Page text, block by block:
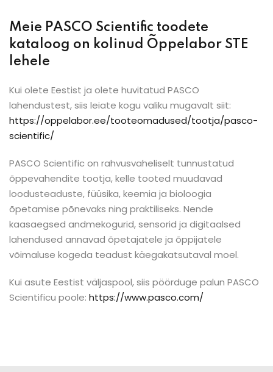
Meie PASCO Scientific toodete
kataloog on kolinud Õppelabor STE
lehele
Kui olete Eestist ja olete huvitatud PASCO
lahendustest, siis leiate kogu valiku mugavalt siit:
https://oppelabor.ee/tooteomadused/tootja/pasco-
scientific/
PASCO Scientific on rahvusvaheliselt tunnustatud
õppevahendite tootja, kelle tooted muudavad
loodusteaduste, füüsika, keemia ja bioloogia
õpetamise põnevaks ning praktiliseks. Nende
kaasaegsed andmekogurid, sensorid ja digitaalsed
lahendused annavad õpetajatele ja õppijatele
võimaluse kogeda teadust käegakatsutaval moel.
Kui asute Eestist väljaspool, siis pöörduge palun PASCO
Scientificu poole: https://www.pasco.com/